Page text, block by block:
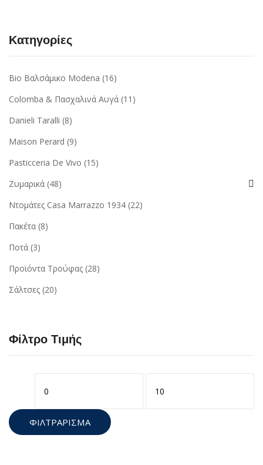
Κατηγορίες
Bio Βαλσάμικο Modena (16)
Colomba & Πασχαλινά Αυγά (11)
Danieli Taralli (8)
Maison Perard (9)
Pasticceria De Vivo (15)
Ζυμαρικά (48)
Ντομάτες Casa Marrazzo 1934 (22)
Πακέτα (8)
Ποτά (3)
Προϊόντα Τρούφας (28)
Σάλτσες (20)
Φίλτρο Τιμής
ΦΙΛΤΡΆΡΙΣΜΑ